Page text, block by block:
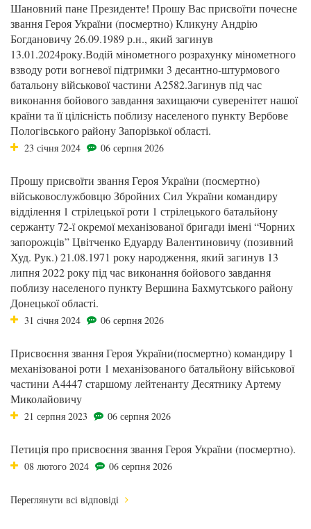
Шановний пане Президенте! Прошу Вас присвоїти почесне
звання Героя України (посмертно) Кликуну Андрію
Богдановичу 26.09.1989 р.н., який загинув
13.01.2024року.Водій мінометного розрахунку мінометного
взводу роти вогневої підтримки 3 десантно-штурмового
батальону військової частини А2582.Загинув під час
виконання бойового завдання захищаючи суверенітет нашої
країни та її цілісність поблизу населеного пункту Вербове
Пологівського району Запорізької області.
23 січня 2024 06 серпня 2026
Прошу присвоїти звання Героя України (посмертно)
військовослужбовцю Збройних Сил України командиру
відділення 1 стрілецької роти 1 стрілецького батальйону
сержанту 72-ї окремої механізованої бригади імені “Чорних
запорожців” Цвітченко Едуарду Валентиновичу (позивний
Худ. Рук.) 21.08.1971 року народження, який загинув 13
липня 2022 року під час виконання бойового завдання
поблизу населеного пункту Вершина Бахмутського району
Донецької області.
31 січня 2024 06 серпня 2026
Присвоєння звання Героя України(посмертно) командиру 1
механізованоі роти 1 механізованого батальйону військової
частини А4447 старшому лейтенанту Десятнику Артему
Миколайовичу
21 серпня 2023 06 серпня 2026
Петиція про присвоєння звання Героя України (посмертно).
08 лютого 2024 06 серпня 2026
Переглянути всі відповіді